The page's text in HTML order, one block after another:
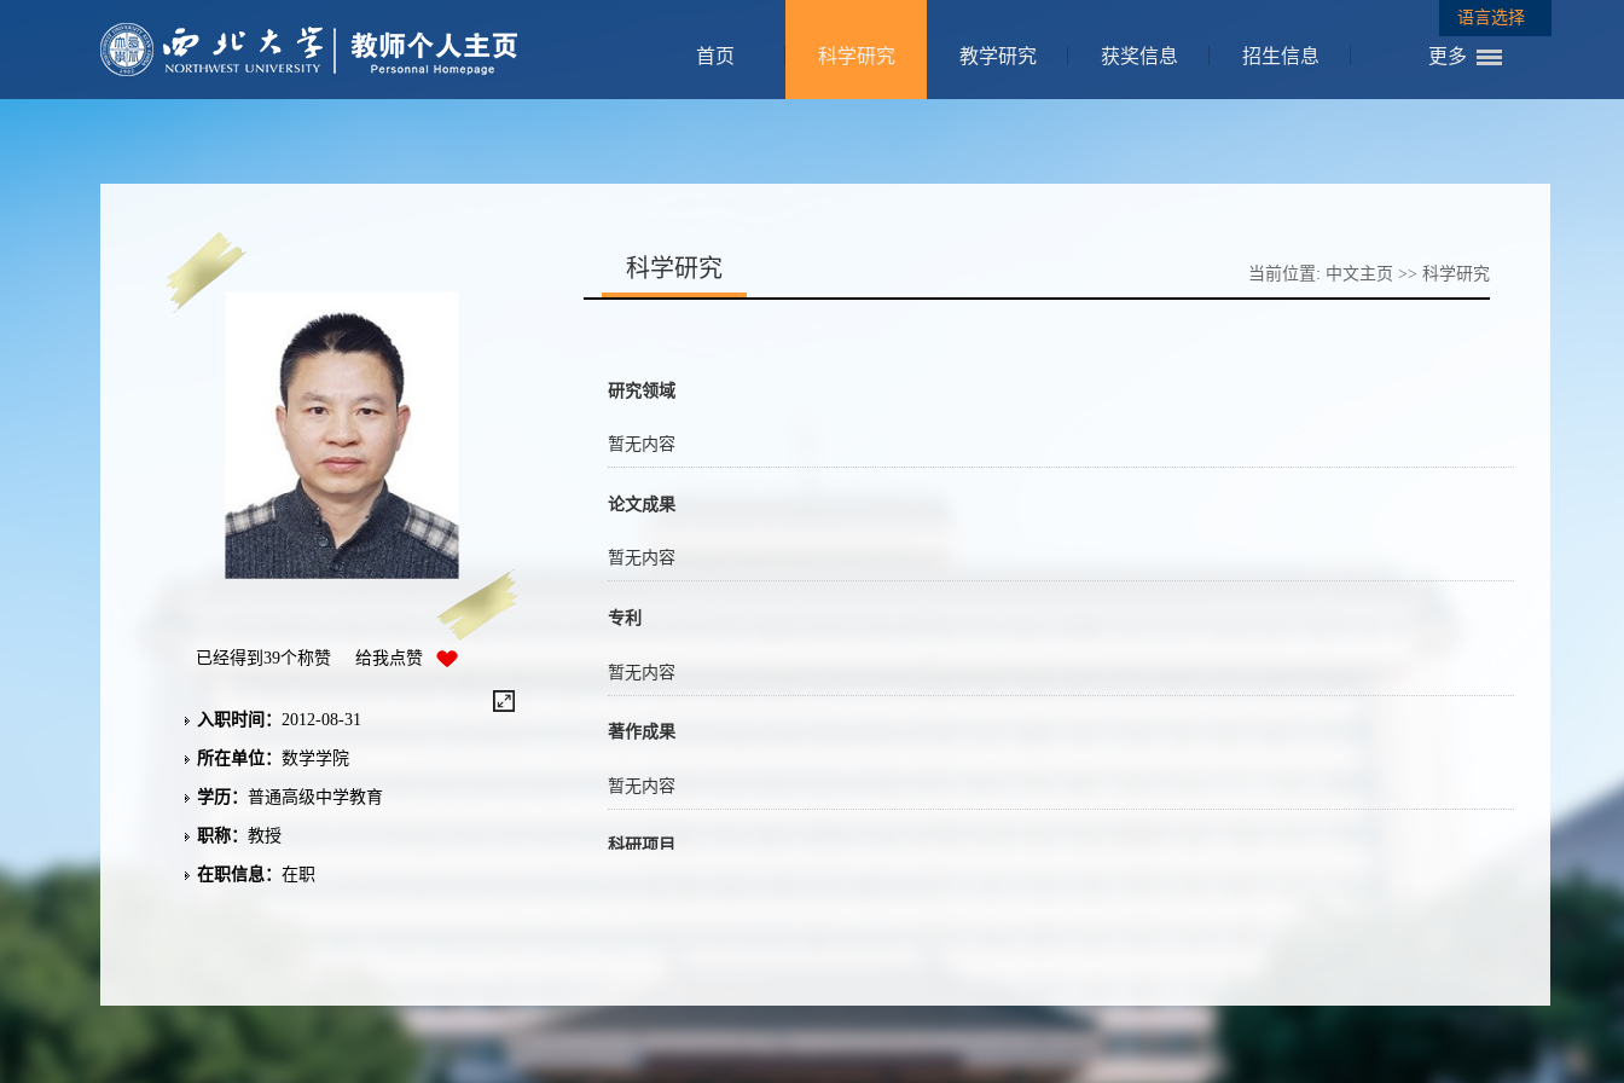
语言选择
首页 科学研究 教学研究 获奖信息 招生信息 更多
已经得到 39个称赞 给我点赞
入职时间： 2012-08-31
所在单位： 数学学院
学历： 普通高级中学教育
职称： 教授
在职信息： 在职
科学研究 当前位置: 中文主页 >> 科学研究
研究领域
暂无内容
论文成果
暂无内容
专利
暂无内容
著作成果
暂无内容
科研项目